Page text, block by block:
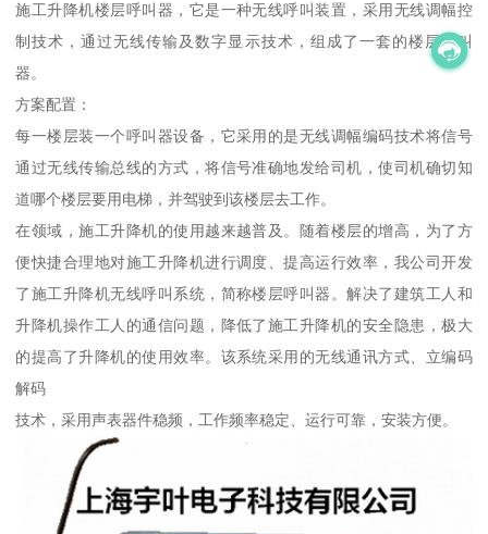
施工升降机楼层呼叫器，它是一种无线呼叫装置，采用无线调幅控
制技术，通过无线传输及数字显示技术，组成了一套的楼层呼叫
器。
方案配置：
每一楼层装一个呼叫器设备，它采用的是无线调幅编码技术将信号
通过无线传输总线的方式，将信号准确地发给司机，使司机确切知
道哪个楼层要用电梯，并驾驶到该楼层去工作。
在领域，施工升降机的使用越来越普及。随着楼层的增高，为了方
便快捷合理地对施工升降机进行调度、提高运行效率，我公司开发
了施工升降机无线呼叫系统，简称楼层呼叫器。解决了建筑工人和
升降机操作工人的通信问题，降低了施工升降机的安全隐患，极大
的提高了升降机的使用效率。该系统采用的无线通讯方式、立编码
解码
技术，采用声表器件稳频，工作频率稳定、运行可靠，安装方便。